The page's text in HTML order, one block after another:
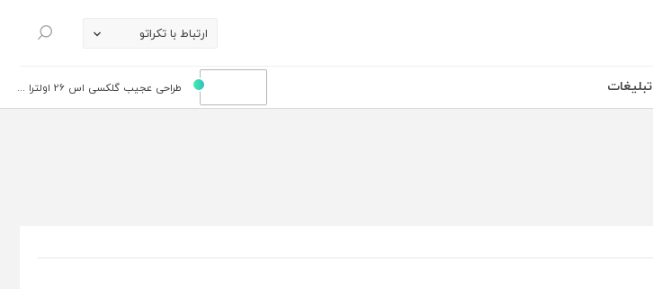
ارتباط با تکراتو
جستجو
تبلیغات طراحی عجیب گلکسی اس 26 اولترا ...